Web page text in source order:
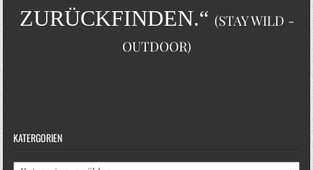
ZURÜCKFINDEN.“ (STAY WILD -
OUTDOOR)
KATERGORIEN
Katergorien